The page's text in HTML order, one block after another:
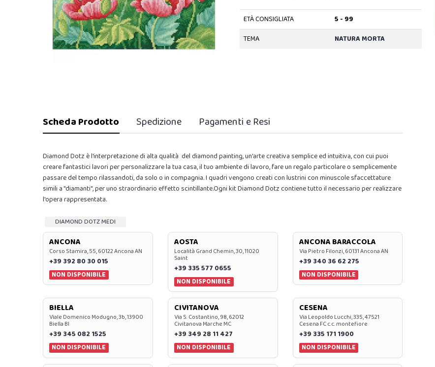
ETÀ CONSIGLIATA
5 - 99
TEMA
NATURA MORTA
Scheda Prodotto Spedizione Pagamenti e Resi
Diamond Dotz è l'interpretazione di alta qualità del diamond painting, un'arte creativa semplice ed intuitiva, con cui puoi
creare fantastici lavori per personalizzare la tua casa, il tuo ambiente di lavoro, fare un regalo particolare o semplicemente
passare del tempo rilassandoti, da solo o in compagnia. I quadri vengono creati con lustrini con minuscole sfaccettature
simili a "diamanti", per uno straordinario effetto scintillante.Ogni kit Diamond Dotz contiene tutto il necessario per realizzare
l'opera rappresentata.
DIAMOND DOTZ MEDI
ANCONA
Corso Stamira, 55, 60122 Ancona AN
+39 392 80 30 015
NON DISPONIBILE
AOSTA
Località Grand Chemin, 30, 11020
Saint
+39 335 577 0655
NON DISPONIBILE
ANCONA BARACCOLA
Via Pietro Filonzi, 60131 Ancona AN
+39 340 36 62 275
NON DISPONIBILE
BIELLA
Viale Domenico Modugno, 3b, 13900
Biella BI
+39 345 082 1525
NON DISPONIBILE
CIVITANOVA
Via S. Costantino, 98, 62012
Civitanova Marche MC
+39 349 28 11 427
NON DISPONIBILE
CESENA
Via Leopoldo Lucchi, 335, 47521
Cesena FC c.c. montefiore
+39 335 171 1900
NON DISPONIBILE